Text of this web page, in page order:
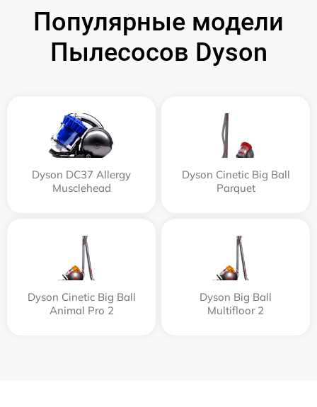
Популярные модели
Пылесосов Dyson
Dyson DC37 Allergy
Musclehead
Dyson Cinetic Big Ball
Parquet
Dyson Cinetic Big Ball
Animal Pro 2
Dyson Big Ball
Multifloor 2